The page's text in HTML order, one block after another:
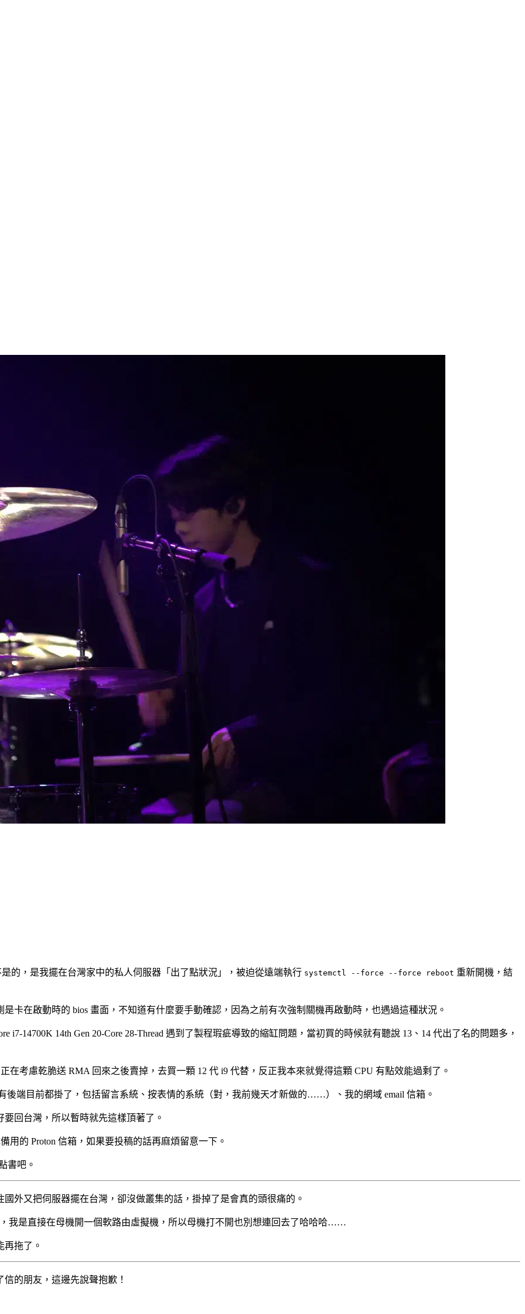
的，是我擺在台灣家中的私人伺服器「出了點狀況」，被迫從遠端執行 systemctl --force --force reboot 重新開機，結
卡在啟動時的 bios 畫面，不知道有什麼要手動確認，因為之前有次強制關機再啟動時，也遇過這種狀況。
14700K 14th Gen 20-Core 28-Thread 遇到了製程瑕疵導致的縮缸問題，當初買的時候就有聽說 13、14 代出了名的問題多，
在考慮乾脆送 RMA 回來之後賣掉，去買一顆 12 代 i9 代替，反正我本來就覺得這顆 CPU 有點效能過剩了。
後端目前都掛了，包括留言系統、按表情的系統（對，我前幾天才新做的……）、我的網域 email 信箱。
回台灣，所以暫時就先這樣頂著了。
用的 Proton 信箱，如果要投稿的話再麻煩留意一下。
書吧。
外又把伺服器擺在台灣，卻沒做叢集的話，掛掉了是會真的頭很痛的。
我是直接在母機開一個軟路由虛擬機，所以母機打不開也別想連回去了哈哈哈……
拖了。
的朋友，這邊先說聲抱歉！